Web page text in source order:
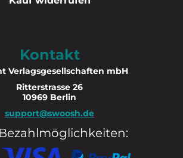
Kontakt
Verlagsgesellschaften mbH
Ritterstrasse 26
10969 Berlin
support@swoosh.de